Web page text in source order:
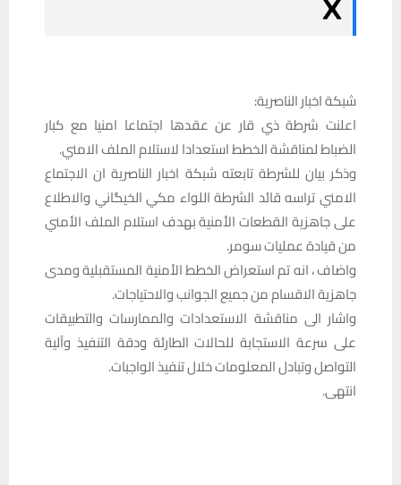
شبكة اخبار الناصرية:
اعلنت شرطة ذي قار عن عقدها اجتماعا امنيا مع كبار
الضباط لمناقشة الخطط استعدادا لاستلام الملف الامني.
وذكر بيان للشرطة تابعته شبكة اخبار الناصرية ان الاجتماع
الامني تراسه قائد الشرطة اللواء مكي الخيگاني والاطلاع
على جاهزية القطعات الأمنية بهدف استلام الملف الأمني
من قيادة عمليات سومر.
واضاف ، انه تم استعراض الخطط الأمنية المستقبلية ومدى
جاهزية الاقسام من جميع الجوانب والاحتياجات.
واشار الى مناقشة الاستعدادات والممارسات والتطبيقات
على سرعة الاستجابة للحالات الطارئة ودقة التنفيذ وآلية
التواصل وتبادل المعلومات خلال تنفيذ الواجبات.
انتهى.